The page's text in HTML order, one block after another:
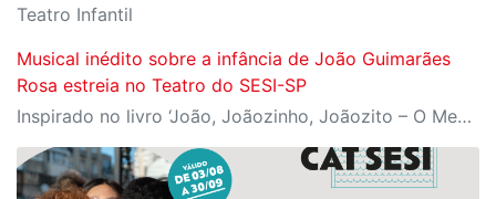
Teatro Infantil
Musical inédito sobre a infância de João Guimarães
Rosa estreia no Teatro do SESI-SP
Inspirado no livro ‘João, Joãozinho, Joãozito – O Menino Encantado’, de Claudio Fragata, com direção e dramaturgia de Márcio Araújo, espetáculo acompanha os primeiros anos de vida do escritor mineiro e transforma sua infância em uma celebração da imaginação, da leitura e da cultura popular brasileira